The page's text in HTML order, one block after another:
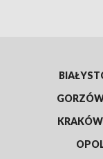
KRAKÓW